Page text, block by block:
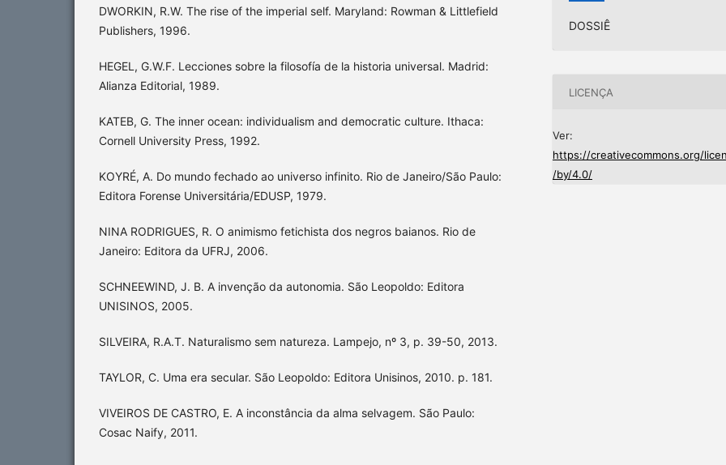
DWORKIN, R.W. The rise of the imperial self. Maryland: Rowman & Littlefield
Publishers, 1996.
HEGEL, G.W.F. Lecciones sobre la filosofía de la historia universal. Madrid:
Alianza Editorial, 1989.
KATEB, G. The inner ocean: individualism and democratic culture. Ithaca:
Cornell University Press, 1992.
KOYRÉ, A. Do mundo fechado ao universo infinito. Rio de Janeiro/São Paulo:
Editora Forense Universitária/EDUSP, 1979.
NINA RODRIGUES, R. O animismo fetichista dos negros baianos. Rio de
Janeiro: Editora da UFRJ, 2006.
SCHNEEWIND, J. B. A invenção da autonomia. São Leopoldo: Editora
UNISINOS, 2005.
SILVEIRA, R.A.T. Naturalismo sem natureza. Lampejo, nº 3, p. 39-50, 2013.
TAYLOR, C. Uma era secular. São Leopoldo: Editora Unisinos, 2010. p. 181.
VIVEIROS DE CASTRO, E. A inconstância da alma selvagem. São Paulo:
Cosac Naify, 2011.
DOSSIÊ
LICENÇA
Ver:
https://creativecommons.org/
/by/4.0/